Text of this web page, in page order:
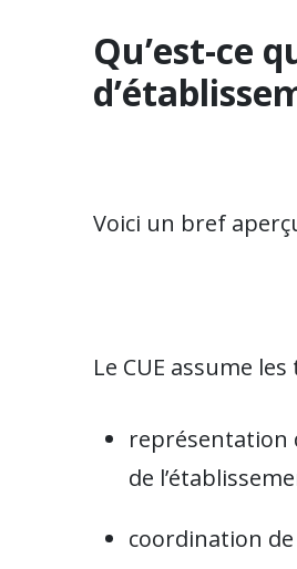
Qu’est-ce
Voici un bref
Le CUE assume
représentation
de
coordination de